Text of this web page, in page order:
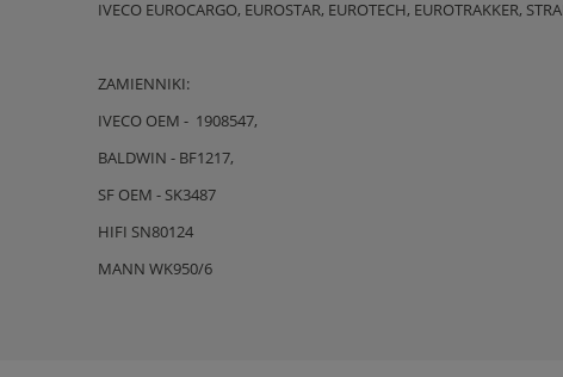
IVECO EUROCARGO, EUROSTAR, EUROTECH, EUROTRAKKER,
ZAMIENNIKI:
IVECO OEM - 1908547,
BALDWIN - BF1217,
SF OEM - SK3487
HIFI SN80124
MANN WK950/6